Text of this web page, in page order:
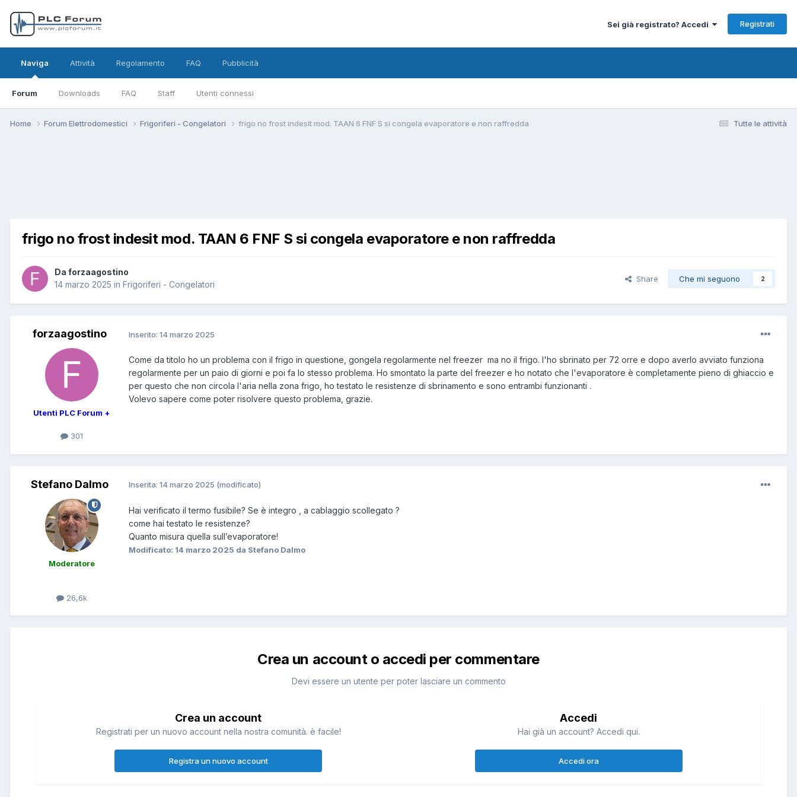
Sei già registrato? Accedi Registrati
Naviga
Forum Downloads FAQ Staff Utenti connessi
Attività Regolamento FAQ Pubblicità
Tutte le attività
Home Forum Elettrodomestici Frigoriferi - Congelatori frigo no frost indesit mod. TAAN 6 FNF S si congela evaporatore e non raffredda
frigo no frost indesit mod. TAAN 6 FNF S si congela evaporatore e non raffredda
Da forzaagostino
14 marzo 2025 in Frigoriferi - Congelatori
Share Che mi seguono 2
forzaagostino
Utenti PLC Forum +
301
Inserito: 14 marzo 2025
Come da titolo ho un problema con il frigo in questione, gongela regolarmente nel freezer ma no il frigo. l'ho sbrinato per 72 orre e dopo averlo avviato funziona
regolarmente per un paio di giorni e poi fa lo stesso problema. Ho smontato la parte del freezer e ho notato che l'evaporatore è completamente pieno di ghiaccio e
per questo che non circola l'aria nella zona frigo, ho testato le resistenze di sbrinamento e sono entrambi funzionanti .
Volevo sapere come poter risolvere questo problema, grazie.
Stefano Dalmo
Moderatore
26,6k
Inserita: 14 marzo 2025 (modificato)
Hai verificato il termo fusibile? Se è integro , a cablaggio scollegato ?
come hai testato le resistenze?
Quanto misura quella sull’evaporatore!
Modificato: 14 marzo 2025 da Stefano Dalmo
Crea un account o accedi per commentare
Devi essere un utente per poter lasciare un commento
Crea un account
Registrati per un nuovo account nella nostra comunità. è facile!
Registra un nuovo account
Accedi
Hai già un account? Accedi qui.
Accedi ora